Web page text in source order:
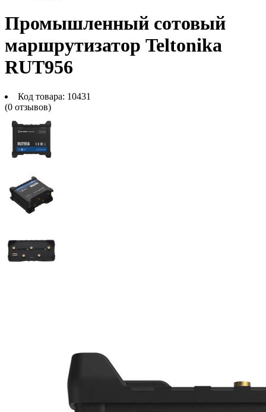
Промышленный сотовый
маршрутизатор Teltonika
RUT956
Код товара: 10431
(0 отзывов)